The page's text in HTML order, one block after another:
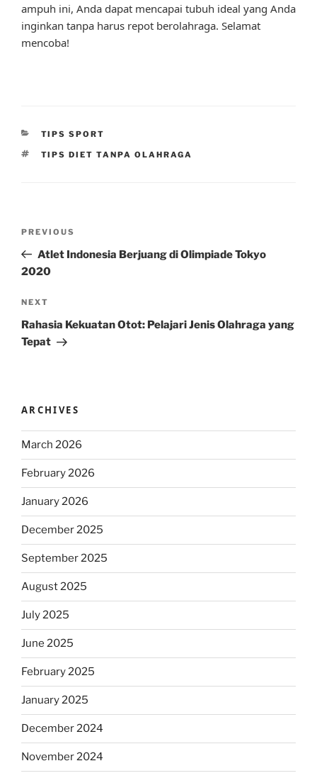
ampuh ini, Anda dapat mencapai tubuh ideal yang Anda
inginkan tanpa harus repot berolahraga. Selamat
mencoba!
CATEGORIES
TIPS SPORT
TAGS
TIPS DIET TANPA OLAHRAGA
Previous
Post
PREVIOUS
Atlet Indonesia Berjuang di Olimpiade Tokyo
2020
Next
Post
NEXT
Rahasia Kekuatan Otot: Pelajari Jenis Olahraga yang
Tepat
ARCHIVES
March 2026
February 2026
January 2026
December 2025
September 2025
August 2025
July 2025
June 2025
February 2025
January 2025
December 2024
November 2024